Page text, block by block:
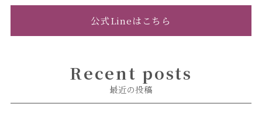
公式Lineはこちら
Recent posts
最近の投稿